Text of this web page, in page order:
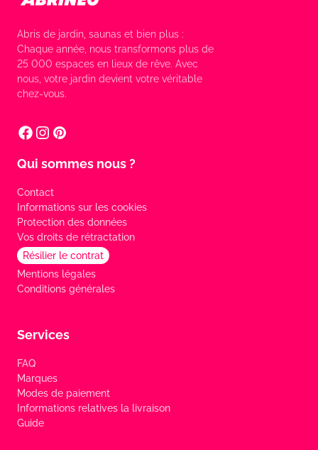
Abris de jardin, saunas et bien plus :
Chaque année, nous transformons plus de
25 000 espaces en lieux de rêve. Avec
nous, votre jardin devient votre véritable
chez-vous.
Qui sommes nous ?
Contact
Informations sur les cookies
Protection des données
Vos droits de rétractation
Résilier le contrat
Mentions légales
Conditions générales
Services
FAQ
Marques
Modes de paiement
Informations relatives la livraison
Guide